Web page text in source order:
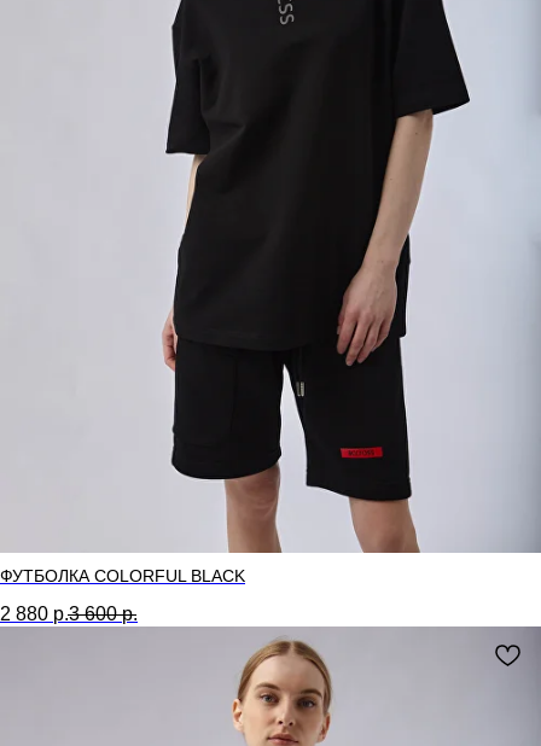
ФУТБОЛКА COLORFUL BLACK
2 880 р.3 600 р.